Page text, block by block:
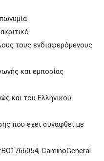
τους ενδιαφερόμενους
και εμπορίας
και του Ελληνικού
που έχει συναφθεί με
CaminoGeneral